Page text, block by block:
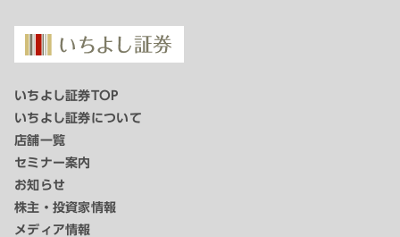
いちよし証券TOP
いちよし証券について
店舗一覧
セミナー案内
お知らせ
株主・投資家情報
メディア情報